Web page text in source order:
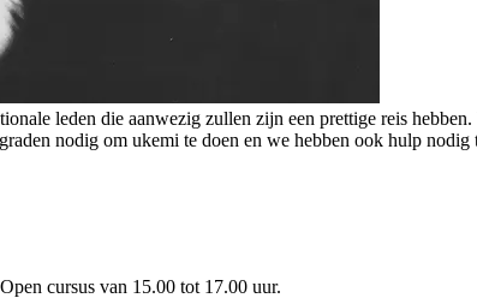
leden die aanwezig zullen zijn een prettige reis
nodig om ukemi te doen en we hebben ook hulp
cursus van 15.00 tot 17.00 uur.